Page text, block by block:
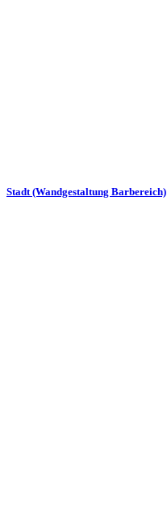
Stadt (Wandgestaltung Barbereich)